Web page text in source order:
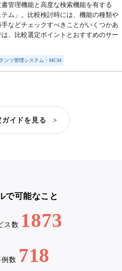
管理機能と高度な検索機能を有する
テム」。比較検討時には、機能の種類や
などチェックすべきことがいくつかあ
、比較選定ポイントとおすすめのサー
ンツ管理システム・MCM
ガイドを見る >
で可能なこと
ス数 1873
数 718